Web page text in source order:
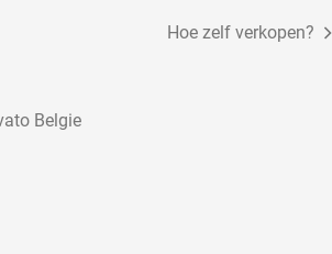
Belgie
Hoe zelf verkopen?